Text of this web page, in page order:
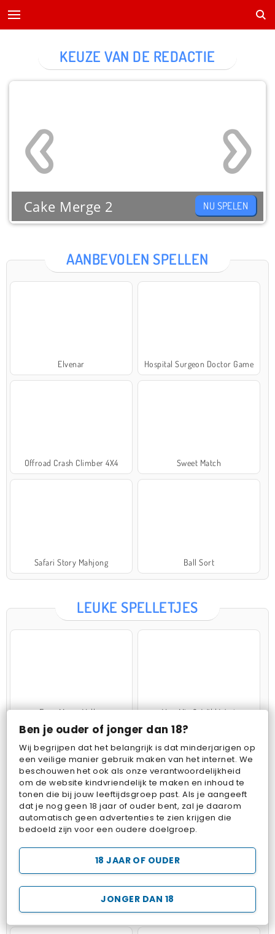
Ben je ouder of jonger dan 18?
Wij begrijpen dat het belangrijk is dat minderjarigen op
een veilige manier gebruik maken van het internet. We
beschouwen het ook als onze verantwoordelijkheid
om de website kindvriendelijk te maken en inhoud te
tonen die bij jouw leeftijdsgroep past. Als je aangeeft
dat je nog geen 18 jaar of ouder bent, zal je daarom
automatisch geen advertenties te zien krijgen die
bedoeld zijn voor een oudere doelgroep.
JONGER DAN 18
18 JAAR OF OUDER
AANBEVOLEN SPELLEN
Elvenar Hospital Surgeon Doctor Game
Offroad Crash Climber 4X4 Sweet Match
Safari Story Mahjong Ball Sort
KEUZE VAN DE REDACTIE
Cake Merge 2 NU SPELEN
LEUKE SPELLETJES
Farm Merge Valley VegaMix 2: Wild West
Pop Fruit Bubbits
Hospital Surgeon Doctor Game Potion Sort